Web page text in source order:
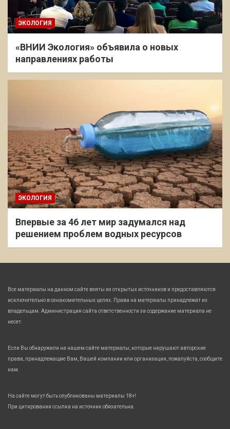
ЭКОЛОГИЯ
«ВНИИ Экология» объявила о новых
направлениях работы
ЭКОЛОГИЯ
Впервые за 46 лет мир задумался над
решением проблем водных ресурсов
Все материалы на данном сайте взяты из открытых источников и предоставляются
исключительно в ознакомительных целях. Права на материалы принадлежат их
владельцам. Администрация сайта ответственности за содержание материала не
несет.
Если Вы обнаружили на нашем сайте материалы, которые нарушают авторские
права, принадлежащие Вам, Вашей компании или организации, пожалуйста, сообщите
нам.
На сайте могут быть опубликованы материалы 18+!
При цитировании ссылка на источник обязательна.